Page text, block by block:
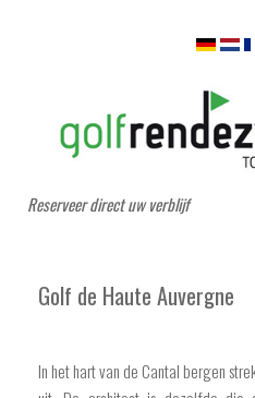
Reserveer direct uw verblijf
Golf de Haute Auvergne
In het hart van de Cantal bergen